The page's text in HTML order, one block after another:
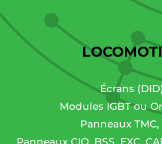
Écrans (DID)
Modules IGBT ou
Panneaux TMC,
Panneaux CIO, BSS, EXC,